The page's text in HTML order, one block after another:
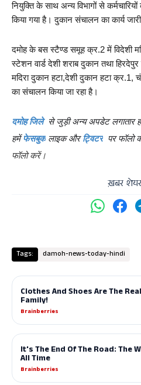
नियुक्ति के साथ अन्य विभागों से
किया गया है। दुकान संचालन का कार्य
दमोह के बस स्टैण्ड समूह क्र.2 में विदेशी
स्टेशन वार्ड देशी शराब दुकान तथा
मदिरा दुकान हटा,देशी दुकान हटा क्र.1,
का संचालन किया जा रहा है।
दमोह जिले से जुड़ी अन्य अपडेट लगातार
हमेंफेसबुक लाइक औरट्विटर पर फॉलो
फॉलो करें।
ख़बर
Tags: damoh-news-today-hindi